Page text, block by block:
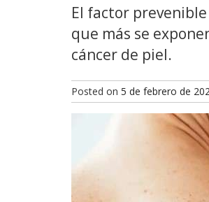
El factor
que más se
cáncer de piel.
Posted on 5 de febrero de